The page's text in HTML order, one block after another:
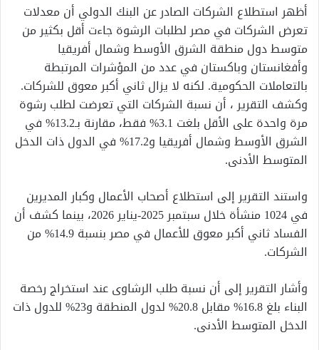
أظهر استطلاع الشركات الصادر عن البنك الدولي أن معدلات
تعرض الشركات في مصر لطلبات الرشوة جاءت أقل بكثير من
متوسط دول منطقة الشرق الأوسط وشمال أفريقيا
وأفغانستان وباكستان في عدد من المؤشرات المرتبطة
بالتعاملات الحكومية. لكنه لا يزال ثاني أكبر معوق للشركات.
وكشف التقرير ، أن نسبة الشركات التي تعرضت لطلب رشوة
مرة واحدة على الأقل بلغت 3.1% فقط، مقارنة بـ13.2% في
الشرق الأوسط وشمال أفريقيا و17.2% في الدول ذات الدخل
المتوسط الأدنى.
واستند التقرير إلى استطلاع أصحاب الأعمال وكبار المديرين
في 1024 منشأة خلال سبتمبر 2025-يناير 2026، بينما كشف أن
الفساد ثاني أكبر معوق للأعمال في مصر بنسبة 14.9% من
الشركات.
وأشار التقرير إلى أن نسبة طلب الرشاوى عند استخراج رخصة
البناء بلغ 16.8% مقابل 20.8% لدول المنطقة و23% للدول ذات
الدخل المتوسط الأدنى.